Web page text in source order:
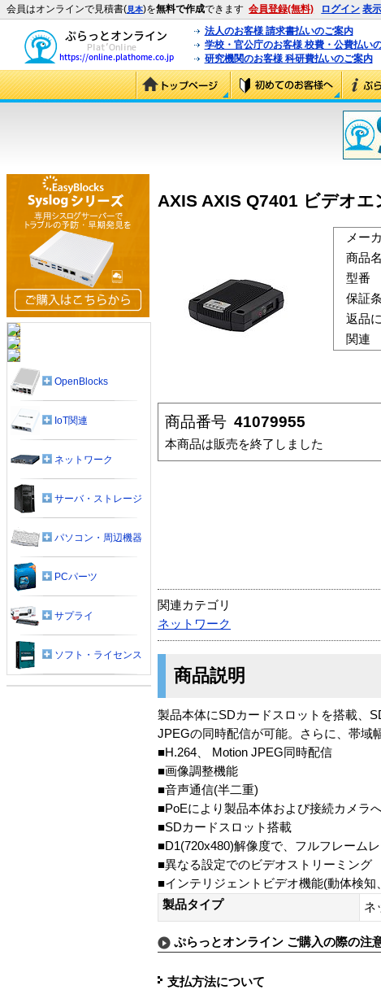
会員はオンラインで見積書(見本)を無料で作成できます 会員登録(無料) ログイン 表
法人のお客様 請求書払いのご案内
学校・官公庁のお客様 校費・公費払い
研究機関のお客様 科研費払いのご案内
AXIS AXIS Q7401 ビデオ
メー
商品名
型番
保証
返品
関連
商品番号 41079955
本商品は販売を終了しました
関連カテゴリ
ネットワーク
商品説明
製品本体にSDカードスロットを搭載、
JPEGの同時配信が可能。さらに、帯域
■H.264、 Motion JPEG同時配信
■画像調整機能
■音声通信(半二重)
■PoEにより製品本体および接続カメラ
■SDカードスロット搭載
■D1(720x480)解像度で、フルフレーム
■異なる設定でのビデオストリーミング
■インテリジェントビデオ機能(動体検知
製品タイプ
ネ
ぷらっとオンライン ご購入の際の注
支払方法について
OpenBlocks
IoT関連
ネットワーク
サーバ・ストレージ
パソコン・周辺機器
PCパーツ
サプライ
ソフト・ライセンス